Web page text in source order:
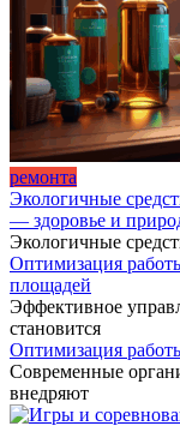
ремонта
Экологичные
— здоровье и
Экологичные
Оптимизация
площадей
Эффективное
становится
Оптимизация
Современные
внедряют